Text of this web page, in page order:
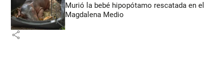
Murió la bebé hipopótamo rescatada en el
Magdalena Medio
share